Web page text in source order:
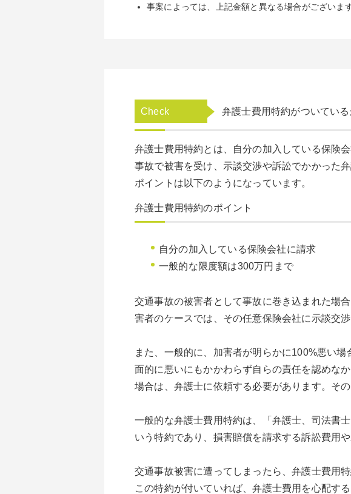
事案によっては、上記金額と異なる場合がございま
Check 弁護士費用特約がついてい
弁護士費用特約とは、自分の加入している保険
事故で被害を受け、示談交渉や訴訟でかかった
ポイントは以下のようになっています。
弁護士費用特約のポイント
自分の加入している保険会社に請求
一般的な限度額は300万円まで
交通事故の被害者として事故に巻き込まれた場
害者のケースでは、その任意保険会社に示談交
また、一般的に、加害者が明らかに100%悪い
面的に悪いにもかかわらず自らの責任を認めな
場合は、弁護士に依頼する必要があります。そ
一般的な弁護士費用特約は、「弁護士、司法書
いう特約であり、損害賠償を請求する訴訟費用
交通事故被害に遭ってしまったら、弁護士費用
この特約が付いていれば、弁護士費用を心配す